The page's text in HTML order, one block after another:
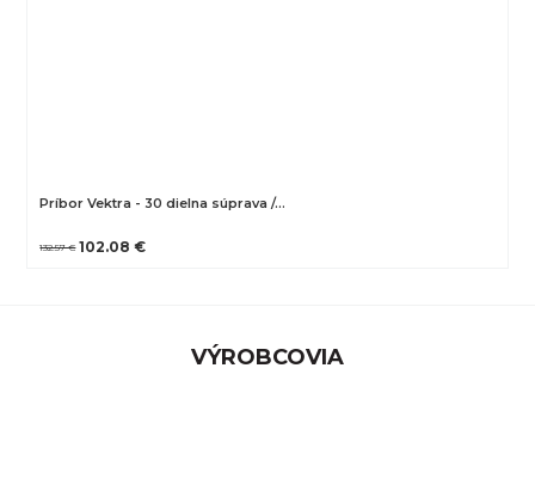
Príbor Vektra - 30 dielna súprava /…
132.57 € 102.08 €
VÝROBCOVIA